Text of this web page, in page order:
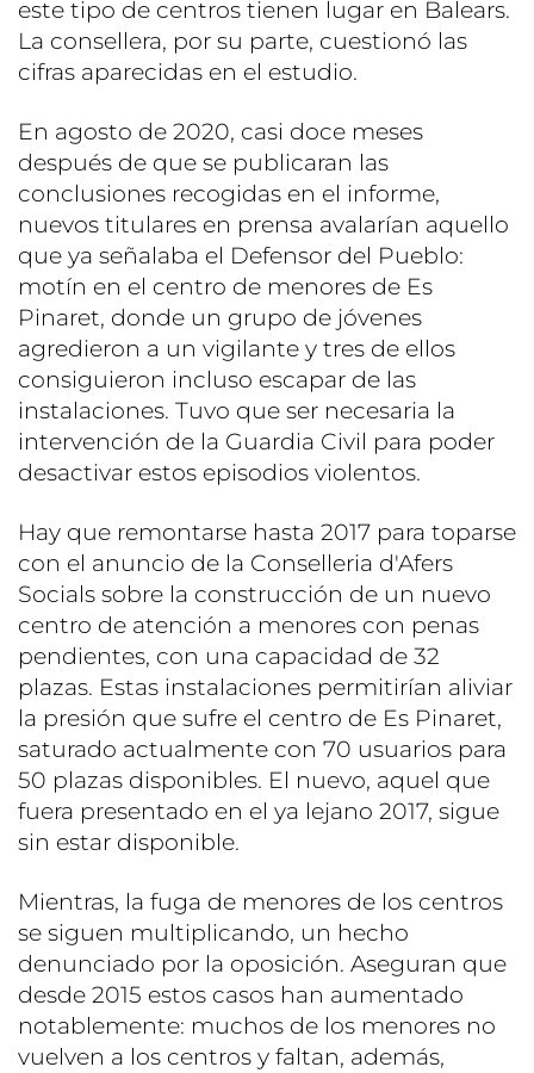
este tipo de centros tienen lugar en Balears.
La consellera, por su parte, cuestionó las
cifras aparecidas en el estudio.
En agosto de 2020, casi doce meses
después de que se publicaran las
conclusiones recogidas en el informe,
nuevos titulares en prensa avalarían aquello
que ya señalaba el Defensor del Pueblo:
motín en el centro de menores de Es
Pinaret, donde un grupo de jóvenes
agredieron a un vigilante y tres de ellos
consiguieron incluso escapar de las
instalaciones. Tuvo que ser necesaria la
intervención de la Guardia Civil para poder
desactivar estos episodios violentos.
Hay que remontarse hasta 2017 para toparse
con el anuncio de la Conselleria d'Afers
Socials sobre la construcción de un nuevo
centro de atención a menores con penas
pendientes, con una capacidad de 32
plazas. Estas instalaciones permitirían aliviar
la presión que sufre el centro de Es Pinaret,
saturado actualmente con 70 usuarios para
50 plazas disponibles. El nuevo, aquel que
fuera presentado en el ya lejano 2017, sigue
sin estar disponible.
Mientras, la fuga de menores de los centros
se siguen multiplicando, un hecho
denunciado por la oposición. Aseguran que
desde 2015 estos casos han aumentado
notablemente: muchos de los menores no
vuelven a los centros y faltan, además,